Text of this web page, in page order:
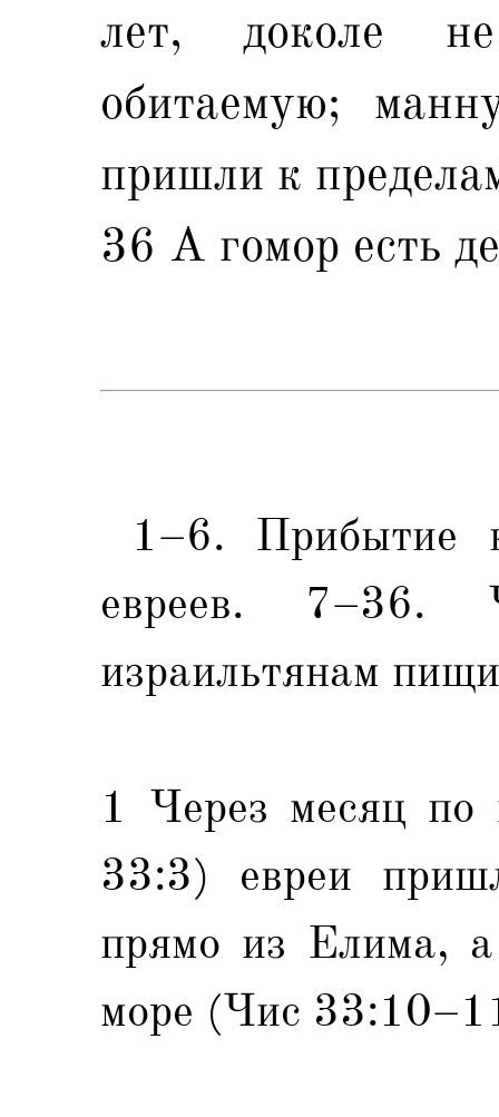
лет, доколе
обитаемую;
пришли к
36 А гомор есть
1–6. Прибытие
евреев. 7–36.
израильтянам
1 Через месяц
33:3) евреи
прямо из Елима,
море (Чис